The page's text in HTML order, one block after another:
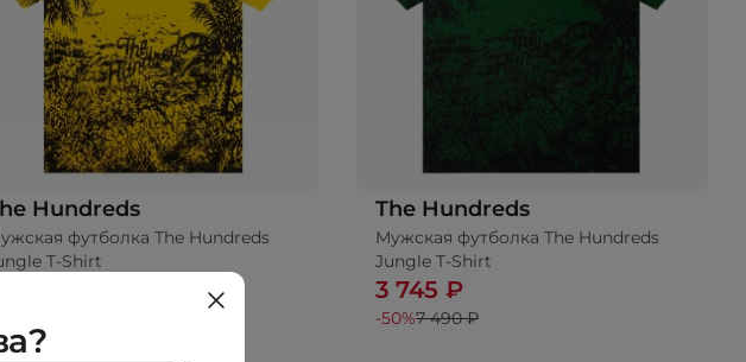
Hundreds
футболка The Hundreds
T-Shirt
The Hundreds
Мужская футболка The Hundreds
Jungle T-Shirt
3 745 ₽
-50%7 490 ₽